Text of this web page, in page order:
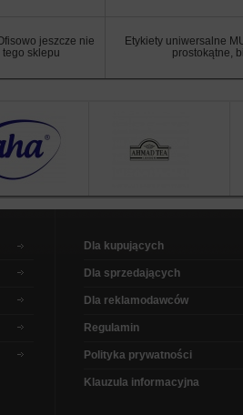
jeszcze nie
sklepu
Etykiety uniwersalne
prostokątne,
Dla kupujących
Dla sprzedających
Dla reklamodawców
Regulamin
Polityka prywatności
Klauzula informacyjna